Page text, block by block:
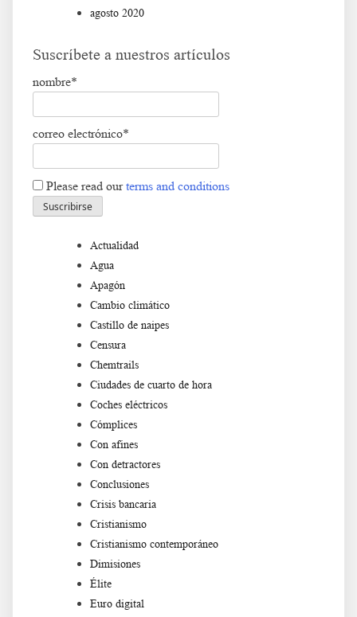
agosto 2020
Suscríbete a nuestros artículos
nombre*
correo electrónico*
Please read ourterms and conditions
Actualidad
Agua
Apagón
Cambio climático
Castillo de naipes
Censura
Chemtrails
Ciudades de cuarto de hora
Coches eléctricos
Cómplices
Con afines
Con detractores
Conclusiones
Crisis bancaria
Cristianismo
Cristianismo contemporáneo
Dimisiones
Élite
Euro digital